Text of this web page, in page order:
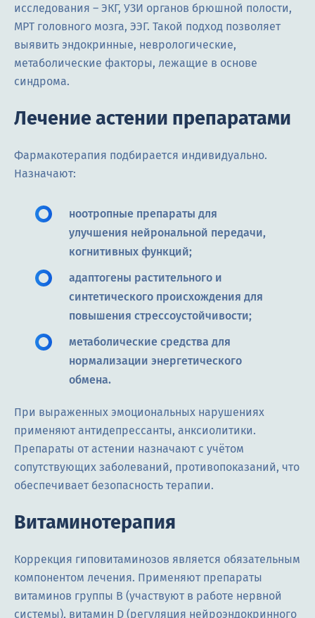
исследования – ЭКГ, УЗИ органов брюшной полости,
МРТ головного мозга, ЭЭГ. Такой подход позволяет
выявить эндокринные, неврологические,
метаболические факторы, лежащие в основе
синдрома.
Лечение астении препаратами
Фармакотерапия подбирается индивидуально.
Назначают:
ноотропные препараты для
улучшения нейрональной передачи,
когнитивных функций;
адаптогены растительного и
синтетического происхождения для
повышения стрессоустойчивости;
метаболические средства для
нормализации энергетического
обмена.
При выраженных эмоциональных нарушениях
применяют антидепрессанты, анксиолитики.
Препараты от астении назначают с учётом
сопутствующих заболеваний, противопоказаний, что
обеспечивает безопасность терапии.
Витаминотерапия
Коррекция гиповитаминозов является обязательным
компонентом лечения. Применяют препараты
витаминов группы B (участвуют в работе нервной
системы), витамин D (регуляция нейроэндокринного